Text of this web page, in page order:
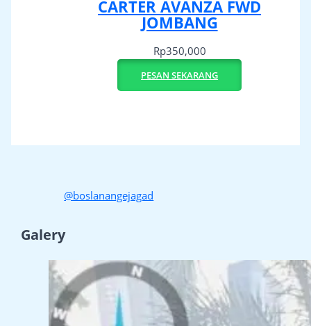
CARTER AVANZA FWD
JOMBANG
Rp350,000
PESAN SEKARANG
@boslanangejagad
Galery